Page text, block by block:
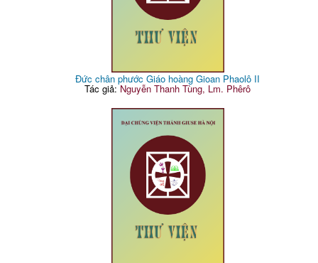
Đức chân phước Giáo hoàng Gioan Phaolô II
Tác giả:Nguyễn Thanh Tùng, Lm. Phêrô